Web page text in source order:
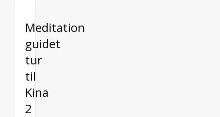
Meditation
guidet
tur
til
Kina
2